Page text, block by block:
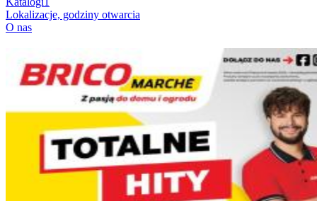
Lokalizacje, godziny otwarcia
O nas